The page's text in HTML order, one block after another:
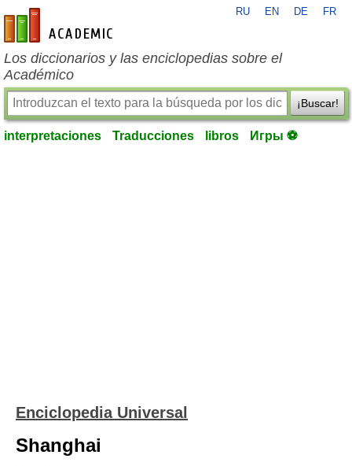
es-academic.com
RU EN DE FR
Los diccionarios y las enciclopedias sobre el
Académico
¡Buscar!
interpretaciones Traducciones libros Игры ⚽
Enciclopedia Universal
Shanghai